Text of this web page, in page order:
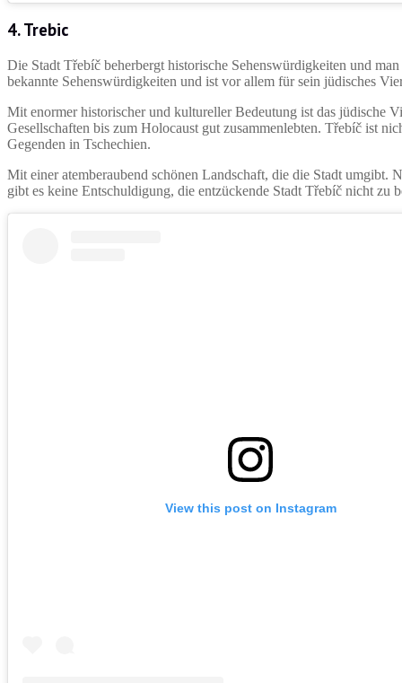
4. Trebic
Die Stadt Třebíč beherbergt historische Sehenswürdigkeiten und
bekannte Sehenswürdigkeiten und ist vor allem für sein jüdisches
Mit enormer historischer und kultureller Bedeutung ist das jüdische
Gesellschaften bis zum Holocaust gut zusammenlebten. Třebíč ist
Gegenden in Tschechien.
Mit einer atemberaubend schönen Landschaft, die die Stadt umgibt.
gibt es keine Entschuldigung, die entzückende Stadt Třebíč nicht zu
View this post on Instagram